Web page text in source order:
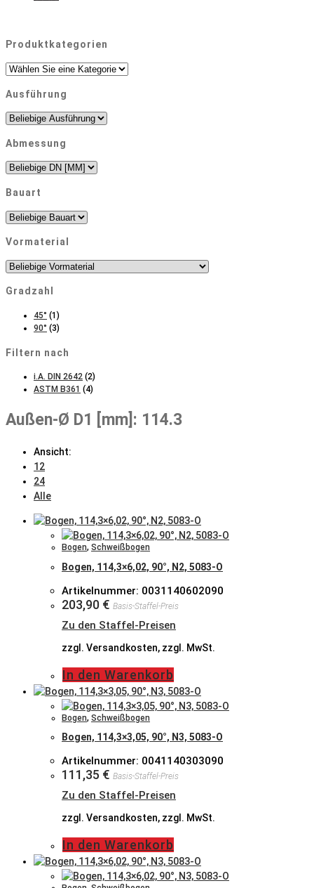
Produktkategorien
Ausführung
Abmessung
Bauart
Vormaterial
Gradzahl
45° (1)
90° (3)
Filtern nach
i.A. DIN 2642 (2)
ASTM B361 (4)
Außen-Ø D1 [mm]: 114.3
Ansicht:
12
24
Alle
Bogen, Schweißbogen
Bogen, 114,3×6,02, 90°, N2, 5083-O
Artikelnummer: 0031140602090
203,90 € Basis-Staffel-Preis
Zu den Staffel-Preisen
zzgl. Versandkosten, zzgl. MwSt.
In den Warenkorb
Bogen, Schweißbogen
Bogen, 114,3×3,05, 90°, N3, 5083-O
Artikelnummer: 0041140303090
111,35 € Basis-Staffel-Preis
Zu den Staffel-Preisen
zzgl. Versandkosten, zzgl. MwSt.
In den Warenkorb